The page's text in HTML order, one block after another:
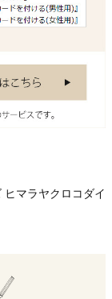
マラヤクロコダイ